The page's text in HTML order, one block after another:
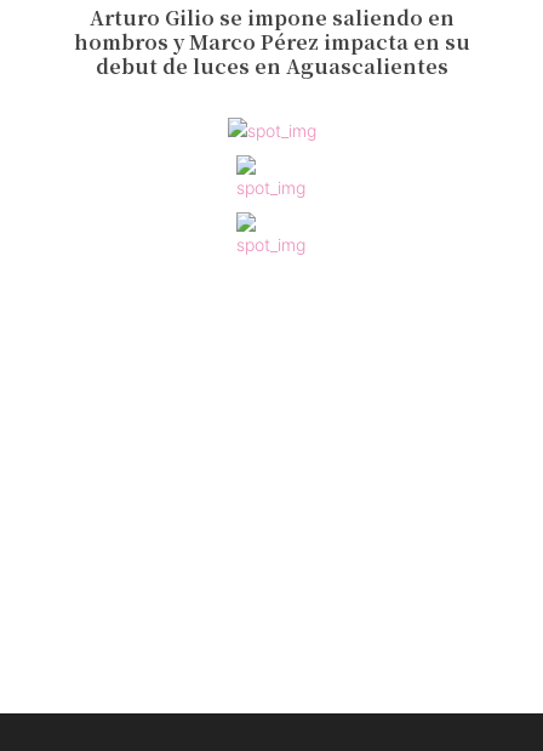
Arturo Gilio se impone saliendo en
hombros y Marco Pérez impacta en su
debut de luces en Aguascalientes